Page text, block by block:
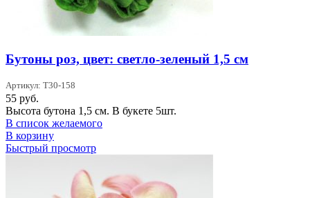
Бутоны роз, цвет: светло-зеленый 1,5 см
Артикул: T30-158
55 руб.
Высота бутона 1,5 см. В букете 5шт.
В список желаемого
В корзину
Быстрый просмотр